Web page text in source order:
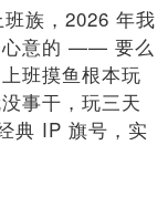
族，2026 年我
心意的 —— 要么
班摸鱼根本玩
事干，玩三天
典 IP 旗号，实